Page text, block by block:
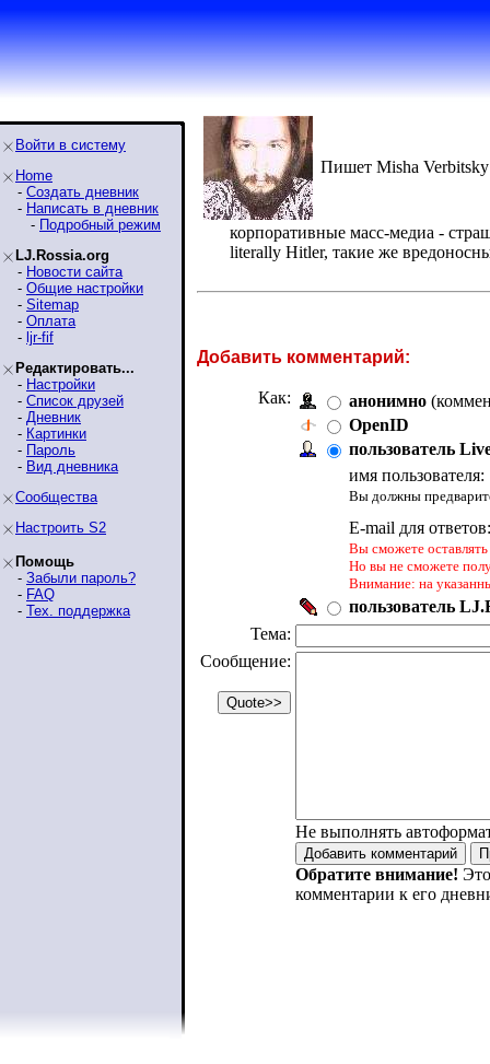
Войти в систему
Home
- Создать дневник
- Написать в дневник
- Подробный режим
LJ.Rossia.org
- Новости сайта
- Общие настройки
- Sitemap
- Оплата
- ljr-fif
Редактировать...
- Настройки
- Список друзей
- Дневник
- Картинки
- Пароль
- Вид дневника
Сообщества
Настроить S2
Помощь
- Забыли пароль?
- FAQ
- Тех. поддержка
Пишет Misha
корпоративные масс-медиа -
literally Hitler, такие же
Добавить комментарий:
Как: анонимно
OpenID
пользователь
имя пользователя:
Вы должны
E-mail для
Вы сможете
Но вы не сможете
Внимание: на
пользователь
Тема:
Сообщение:
Не выполнять
Обратите внимание!
комментарии к его